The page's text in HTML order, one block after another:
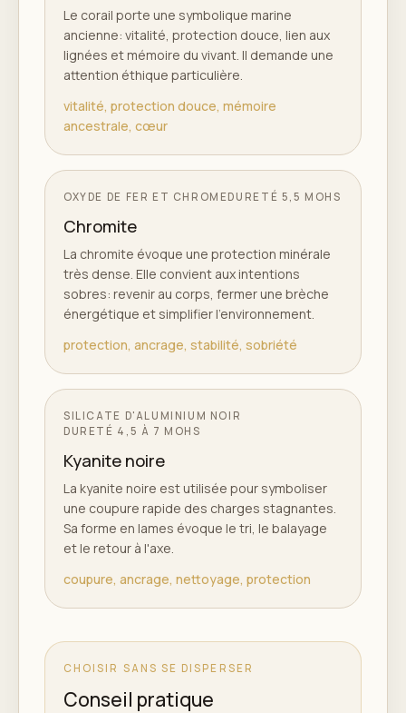
Le corail porte une symbolique marine
ancienne: vitalité, protection douce, lien aux
lignées et mémoire du vivant. Il demande une
attention éthique particulière.
vitalité, protection douce, mémoire
ancestrale, cœur
OXYDE DE FER ET CHROMEDURETÉ 5,5 MOHS
Chromite
La chromite évoque une protection minérale
très dense. Elle convient aux intentions
sobres: revenir au corps, fermer une brèche
énergétique et simplifier l'environnement.
protection, ancrage, stabilité, sobriété
SILICATE D'ALUMINIUM NOIR
DURETÉ 4,5 À 7 MOHS
Kyanite noire
La kyanite noire est utilisée pour symboliser
une coupure rapide des charges stagnantes.
Sa forme en lames évoque le tri, le balayage
et le retour à l'axe.
coupure, ancrage, nettoyage, protection
CHOISIR SANS SE DISPERSER
Conseil pratique